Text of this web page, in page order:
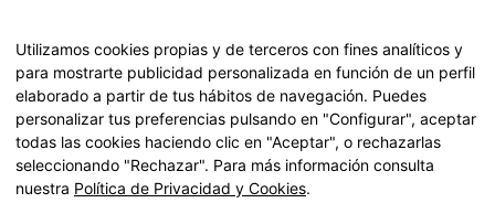
Plan de Recuperación, Transformación y Resiliencia – Financiado por
Utilizamos cookies propias y de terceros con fines analíticos y
para mostrarte publicidad personalizada en función de un perfil
elaborado a partir de tus hábitos de navegación. Puedes
personalizar tus preferencias pulsando en "Configurar", aceptar
todas las cookies haciendo clic en "Aceptar", o rechazarlas
seleccionando "Rechazar". Para más información consulta
nuestra Política de Privacidad y Cookies.